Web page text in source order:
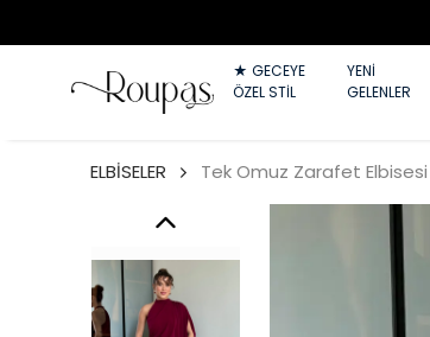
★ GECEYE
ÖZEL STİL
YENİ
GELENLER
ELBİSELER Tek Omuz Zarafet Elbisesi